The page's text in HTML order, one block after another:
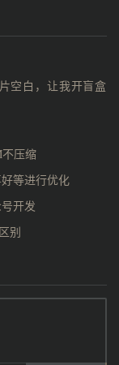
空白，让我开盲盒
不压缩
等进行优化
开发
别